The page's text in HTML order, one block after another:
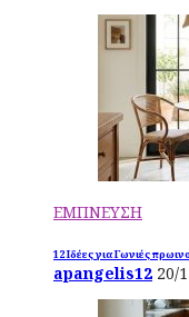
ΕΜΠΝΕΥΣΗ
12 Ιδέες για Γωνιές
apangelis12 20/